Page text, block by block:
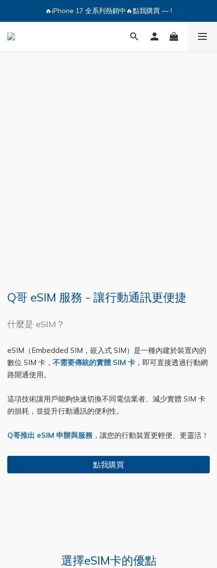
🔥iPhone 17 全系列熱銷中🔥點我購買 — !
🔥iPhone 17 全系列熱銷中🔥點我購買 — !
💕加入Q哥 Line 新好友領優惠券！🎫
Q哥 eSIM 服務 - 讓行動通訊更便捷
什麼是 eSIM？
eSIM（Embedded SIM，嵌入式 SIM）是一種內建於裝置內的
數位 SIM 卡， 不需要傳統的實體 SIM 卡 ，即可直接透過行動網
路開通使用。
這項技術讓用戶能夠快速切換不同電信業者、減少實體 SIM 卡
的損耗，並提升行動通訊的便利性。
Q哥推出 eSIM 申辦與服務 ，讓您的行動裝置更輕便、更靈活！
點我購買
選擇eSIM卡的優點